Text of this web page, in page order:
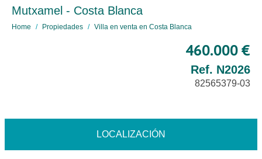
Mutxamel - Costa Blanca
Home Propiedades Villa en venta en Costa Blanca
460.000 €
Ref. N2026
82565379-03
LOCALIZACIÓN